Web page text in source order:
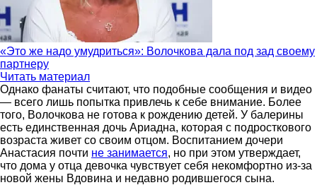
«Это же надо умудриться»: Волочкова дала под зад своему
партнеру
Читать материал
Однако фанаты считают, что подобные сообщения и видео
— всего лишь попытка привлечь к себе внимание. Более
того, Волочкова не готова к рождению детей. У балерины
есть единственная дочь Ариадна, которая с подросткового
возраста живет со своим отцом. Воспитанием дочери
Анастасия почти не занимается, но при этом утверждает,
что дома у отца девочка чувствует себя некомфортно из-за
новой жены Вдовина и недавно родившегося сына.